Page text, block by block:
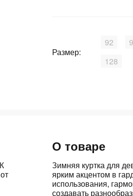
Размер:
92
128
О товаре
Зимняя куртка для
ярким акцентом в
использования,
создавать
любого банка
выбранный способом